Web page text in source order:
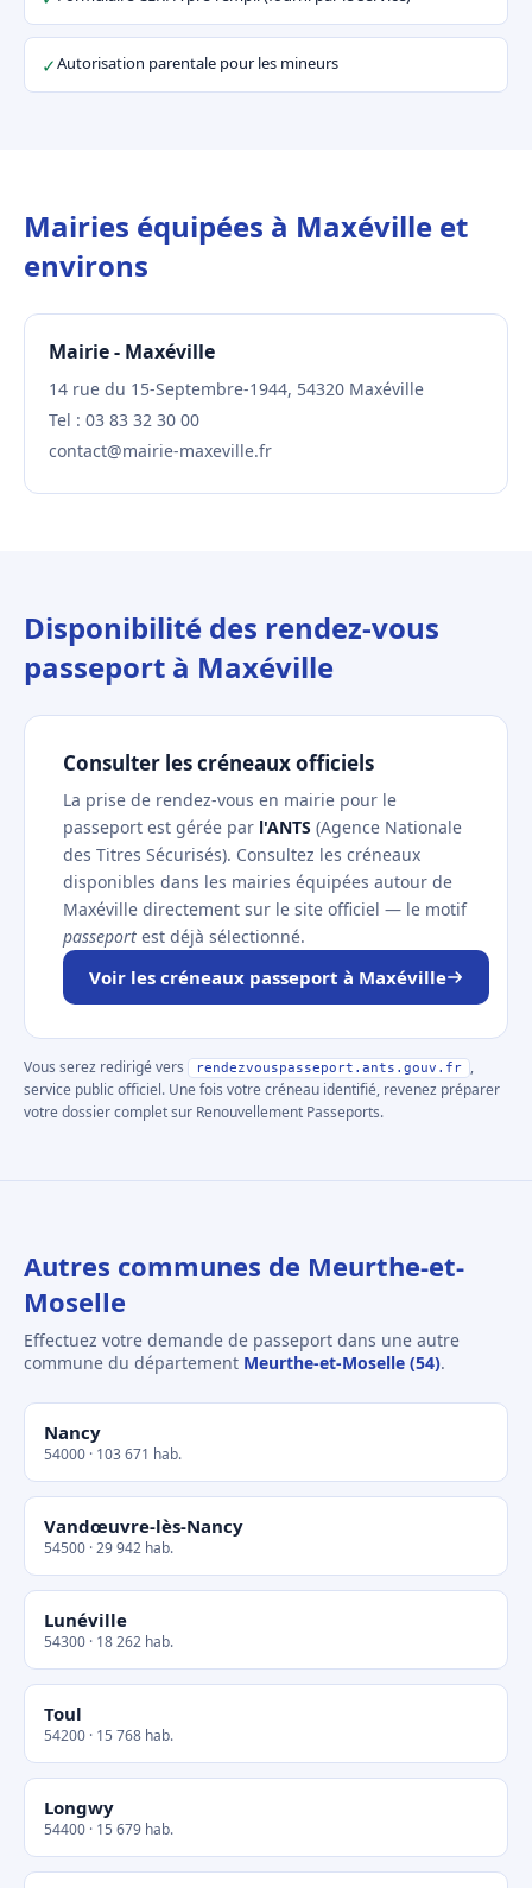
✓Autorisation parentale pour les mineurs
Mairies équipées à Maxéville et
environs
Mairie - Maxéville
14 rue du 15-Septembre-1944, 54320 Maxéville
Tel : 03 83 32 30 00
contact@mairie-maxeville.fr
Disponibilité des rendez-vous
passeport à Maxéville
Consulter les créneaux officiels
La prise de rendez-vous en mairie pour le
passeport est gérée par l'ANTS (Agence Nationale
des Titres Sécurisés). Consultez les créneaux
disponibles dans les mairies équipées autour de
Maxéville directement sur le site officiel — le motif
passeport est déjà sélectionné.
Voir les créneaux passeport à Maxéville
Vous serez redirigé vers rendezvouspasseport.ants.gouv.fr
,
service public officiel. Une fois votre créneau identifié, revenez préparer
votre dossier complet sur Renouvellement Passeports.
Autres communes de Meurthe-et-
Moselle
Effectuez votre demande de passeport dans une autre
commune du département Meurthe-et-Moselle (54).
Nancy
54000 · 103 671 hab.
Vandœuvre-lès-Nancy
54500 · 29 942 hab.
Lunéville
54300 · 18 262 hab.
Toul
54200 · 15 768 hab.
Longwy
54400 · 15 679 hab.